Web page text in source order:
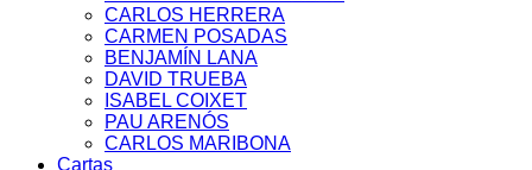
CARLOS HERRERA
CARMEN POSADAS
BENJAMÍN LANA
DAVID TRUEBA
ISABEL COIXET
PAU ARENÓS
CARLOS MARIBONA
Cartas